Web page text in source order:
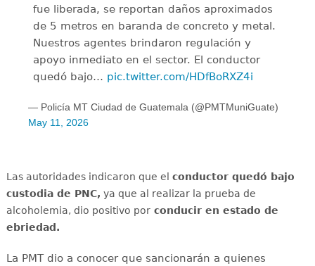
fue liberada, se reportan daños aproximados
de 5 metros en baranda de concreto y metal.
Nuestros agentes brindaron regulación y
apoyo inmediato en el sector. El conductor
quedó bajo… pic.twitter.com/HDfBoRXZ4i
— Policía MT Ciudad de Guatemala (@PMTMuniGuate)
May 11, 2026
Las autoridades indicaron que el conductor quedó bajo
custodia de PNC, ya que al realizar la prueba de
alcoholemia, dio positivo porconducir en estado de
ebriedad.
La PMT dio a conocer que sancionarán a quienes